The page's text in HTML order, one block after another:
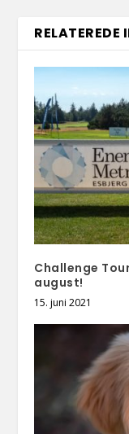
Challenge
august!
15. juni 2021